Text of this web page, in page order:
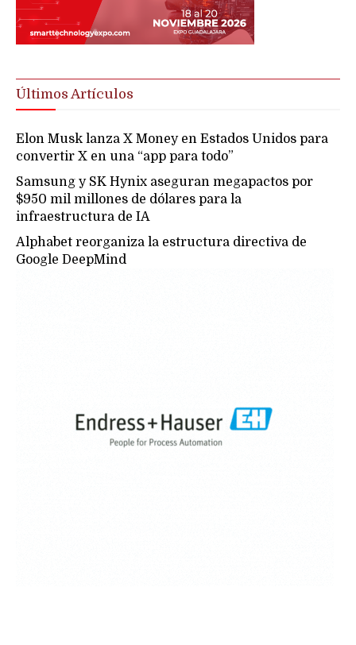
Últimos Artículos
Elon Musk lanza X Money en Estados Unidos para
convertir X en una “app para todo”
Samsung y SK Hynix aseguran megapactos por
$950 mil millones de dólares para la
infraestructura de IA
Alphabet reorganiza la estructura directiva de
Google DeepMind